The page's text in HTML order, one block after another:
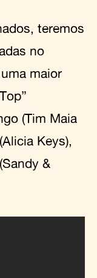
teremos
no
maior
(Tim Maia
Keys),
&